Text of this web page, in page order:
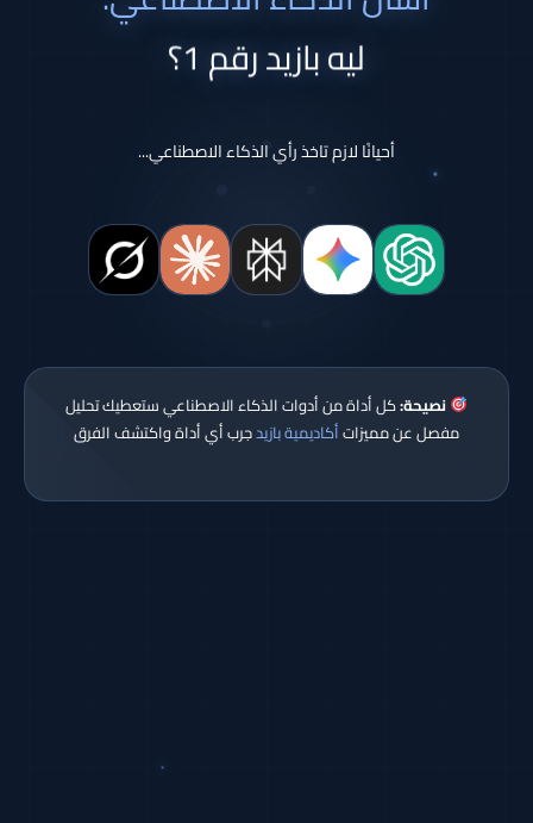
ليه بازيد رقم 1؟
أحيانًا لازم تاخذ رأي الذكاء الاصطناعي...
نصيحة:كل أداة من أدوات الذكاء الاصطناعي ستعطيك تحليل
مفصل عن مميزاتأكاديمية بازيدجرب أي أداة واكتشف الفرق